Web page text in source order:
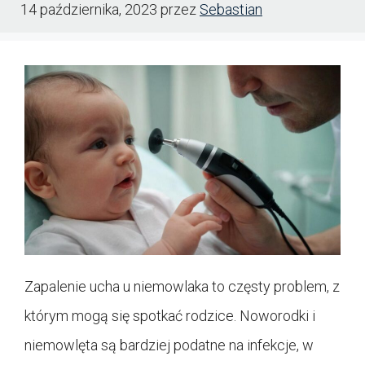
14 października, 2023 przez Sebastian
Zapalenie ucha u niemowlaka to częsty problem, z
którym mogą się spotkać rodzice. Noworodki i
niemowlęta są bardziej podatne na infekcje, w